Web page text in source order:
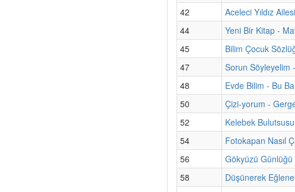
42
Aceleci Yıldız Ailesi
44
Yeni Bir Kitap -
45
Bilim Çocuk
47
Sorun Söyleyelim
48
Evde Bilim - Bu
50
Çizi-yorum -
52
Kelebek Bulutsusu
54
Fotokapan Nasıl
56
Gökyüzü
58
Düşünerek